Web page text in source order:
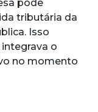
pode
tributária da
Isso
o
no momento